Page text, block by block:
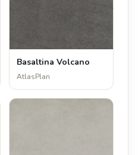
Basaltina Volcano
AtlasPlan